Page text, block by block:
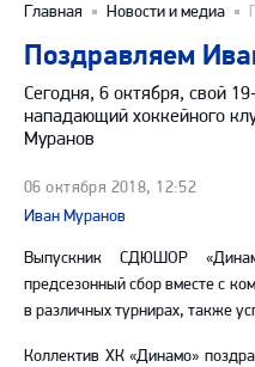
Главная Новости и медиа
Поздравляем
Сегодня, 6 октября, свой
нападающий хоккейного
Муранов
06 октября 2018, 12:52
Иван Муранов
Выпускник СДЮШОР
предсезонный сбор вместе с
в различных турнирах, также
Коллектив ХК «Динамо»